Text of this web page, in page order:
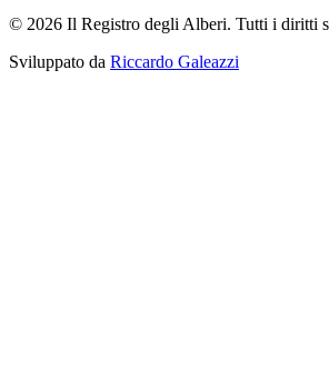
© 2026 Il Registro degli Alberi. Tutti i diritti
Sviluppato da Riccardo Galeazzi